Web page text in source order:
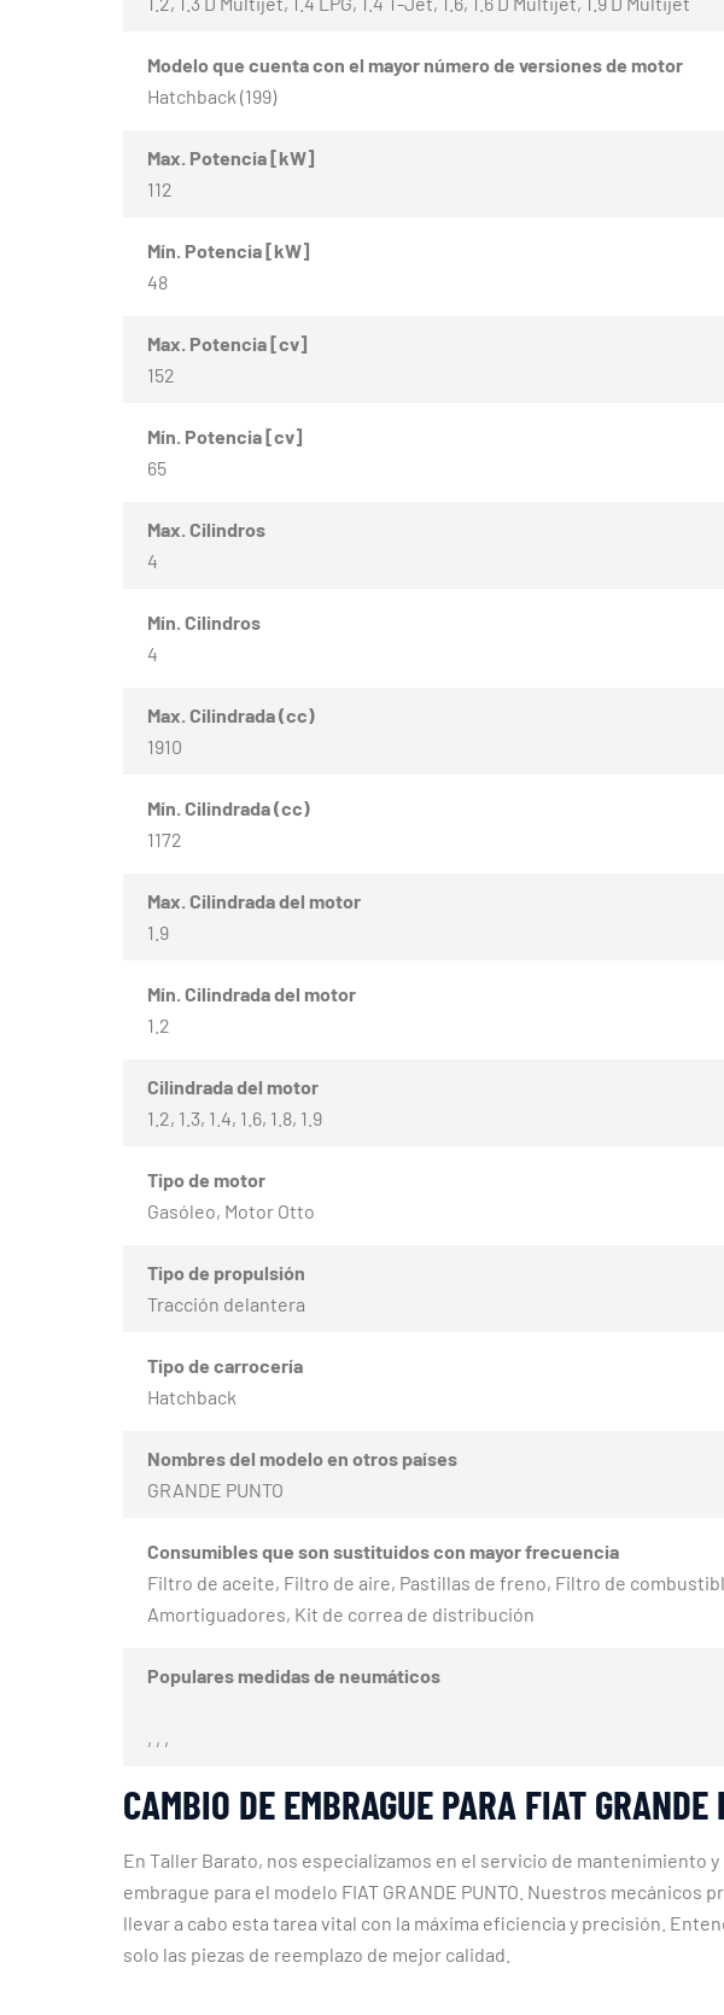
Modelo que cuenta con el mayor número de versiones de motor
Hatchback (199)
Max. Potencia [kW]
112
Mín. Potencia [kW]
48
Max. Potencia [cv]
152
Mín. Potencia [cv]
65
Max. Cilindros
4
Mín. Cilindros
4
Max. Cilindrada (cc)
1910
Mín. Cilindrada (cc)
1172
Max. Cilindrada del motor
1.9
Mín. Cilindrada del motor
1.2
Cilindrada del motor
1.2, 1.3, 1.4, 1.6, 1.8, 1.9
Tipo de motor
Gasóleo, Motor Otto
Tipo de propulsión
Tracción delantera
Tipo de carrocería
Hatchback
Nombres del modelo en otros países
GRANDE PUNTO
Consumibles que son sustituidos con mayor frecuencia
Filtro de aceite, Filtro de aire, Pastillas de freno, Filtro de
Amortiguadores, Kit de correa de distribución
Populares medidas de neumáticos
, , ,
CAMBIO DE EMBRAGUE PARA FIAT
En Taller Barato, nos especializamos en el servicio de mantenimiento
embrague para el modelo FIAT GRANDE PUNTO. Nuestros
llevar a cabo esta tarea vital con la máxima eficiencia y precisión.
solo las piezas de reemplazo de mejor calidad.